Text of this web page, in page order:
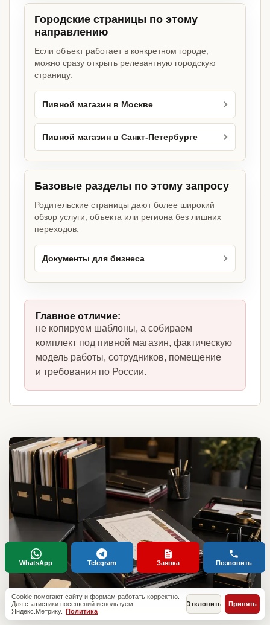
Городские страницы по этому
направлению
Если объект работает в конкретном городе,
можно сразу открыть релевантную городскую
страницу.
Пивной магазин в Москве
Пивной магазин в Санкт-Петербурге
Базовые разделы по этому запросу
Родительские страницы дают более широкий
обзор услуги, объекта или региона без лишних
переходов.
Документы для бизнеса
Главное отличие:
не копируем шаблоны, а собираем
комплект под пивной магазин, фактическую
модель работы, сотрудников, помещение
и требования по России.
Cookie помогают сайту и формам работать корректно.
Для статистики посещений используем
Яндекс.Метрику. Политика
Отклонить Принять
WhatsApp Telegram Заявка Позвонить